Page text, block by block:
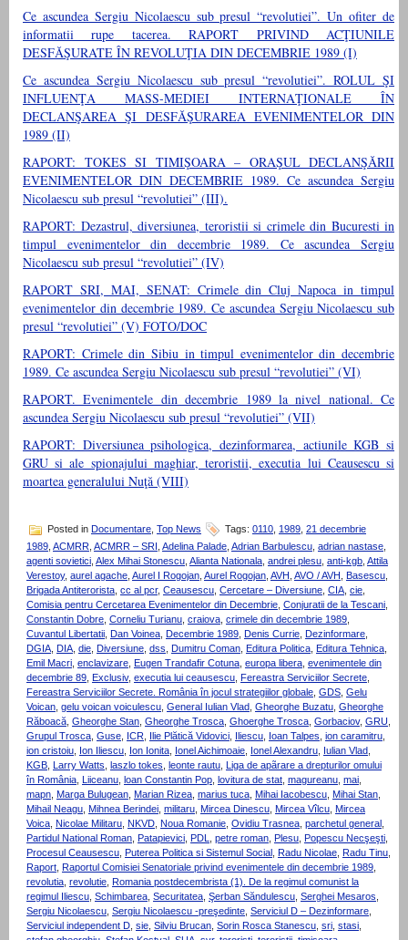
Ce ascundea Sergiu Nicolaescu sub presul “revolutiei”. Un ofiter de
informatii rupe tacerea. RAPORT PRIVIND ACŢIUNILE
DESFĂŞURATE ÎN REVOLUŢIA DIN DECEMBRIE 1989 (I)
Ce ascundea Sergiu Nicolaescu sub presul “revolutiei”. ROLUL ŞI
INFLUENŢA MASS-MEDIEI INTERNAŢIONALE ÎN
DECLANŞAREA ŞI DESFĂŞURAREA EVENIMENTELOR DIN
1989 (II)
RAPORT: TOKES SI TIMIŞOARA – ORAŞUL DECLANŞĂRII
EVENIMENTELOR DIN DECEMBRIE 1989. Ce ascundea Sergiu
Nicolaescu sub presul “revolutiei” (III).
RAPORT: Dezastrul, diversiunea, teroristii si crimele din Bucuresti in
timpul evenimentelor din decembrie 1989. Ce ascundea Sergiu
Nicolaescu sub presul “revolutiei” (IV)
RAPORT SRI, MAI, SENAT: Crimele din Cluj Napoca in timpul
evenimentelor din decembrie 1989. Ce ascundea Sergiu Nicolaescu sub
presul “revolutiei” (V) FOTO/DOC
RAPORT: Crimele din Sibiu in timpul evenimentelor din decembrie
1989. Ce ascundea Sergiu Nicolaescu sub presul “revolutiei” (VI)
RAPORT. Evenimentele din decembrie 1989 la nivel national. Ce
ascundea Sergiu Nicolaescu sub presul “revolutiei” (VII)
RAPORT: Diversiunea psihologica, dezinformarea, actiunile KGB si
GRU si ale spionajului maghiar, teroristii, executia lui Ceausescu si
moartea generalului Nuţă (VIII)
Posted in Documentare Top News Tags: 0110 1989 21 decembrie
1989, ACMRR, ACMRR – SRI , Adelina Palade, Adrian Barbulescu, adrian nastase,
agenti sovietici, Alex Mihai Stonescu, Alianta Nationala, andrei plesu, anti-kgb, Attila
Verestoy, aurel agache, Aurel I Rogojan, Aurel Rogojan, AVH , AVO / AVH , Basescu,
Brigada Antiterorista, cc al pcr, Ceausescu, Cercetare – Diversiune, CIA, cie,
Comisia pentru Cercetarea Evenimentelor din Decembrie, Conjuratii de la Tescani,
Constantin Dobre, Corneliu Turianu, craiova, crimele din decembrie 1989,
Cuvantul Libertatii, Dan Voinea, Decembrie 1989, Denis Currie, Dezinformare,
DGIA, DIA, die, Diversiune, dss, Dumitru Coman, Editura Politica, Editura Tehnica,
Emil Macri, enclavizare, Eugen Trandafir Cotuna, europa libera, evenimentele din
decembrie 89, Exclusiv, executia lui ceausescu, Fereastra Serviciilor Secrete,
Fereastra Serviciilor Secrete. România în jocul strategiilor globale, GDS, Gelu
Voican, gelu voican voiculescu, General Iulian Vlad, Gheorghe Buzatu, Gheorghe
Răboacă, Gheorghe Stan, Gheorghe Trosca, Ghoerghe Trosca, Gorbaciov, GRU,
Grupul Trosca, Guse, ICR, Ilie Plătică Vidovici, Iliescu, Ioan Talpes, ion caramitru,
ion cristoiu, Ion Iliescu, Ion Ionita, Ionel Aichimoaie, Ionel Alexandru, Iulian Vlad,
KGB, Larry Watts, laszlo tokes, leonte rautu, Liga de apãrare a drepturilor omului
în România, Liiceanu, loan Constantin Pop, lovitura de stat, magureanu, mai,
mapn, Marga Bulugean, Marian Rizea, marius tuca, Mihai Iacobescu, Mihai Stan,
Mihail Neagu, Mihnea Berindei, militaru, Mircea Dinescu, Mircea Vîlcu, Mircea
Voica, Nicolae Militaru, NKVD, Noua Romanie, Ovidiu Trasnea, parchetul general ,
Partidul National Roman, Patapievici, PDL, petre roman, Plesu, Popescu Necşeşti,
Procesul Ceausescu, Puterea Politica si Sistemul Social , Radu Nicolae, Radu Tinu,
Raport, Raportul Comisiei Senatoriale privind evenimentele din decembrie 1989,
revolutia, revolutie, Romania postdecembrista (1). De la regimul comunist la
regimul Iliescu, Schimbarea, Securitatea, Şerban Săndulescu, Serghei Mesaros,
Sergiu Nicolaescu, Sergiu Nicolaescu -preşedinte, Serviciul D – Dezinformare,
Serviciul independent D, sie, Silviu Brucan, Sorin Rosca Stanescu, sri, stasi,